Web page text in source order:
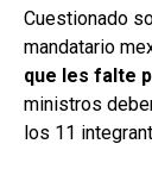
Cuestionado
mandatario
que les falte
ministros
los 11